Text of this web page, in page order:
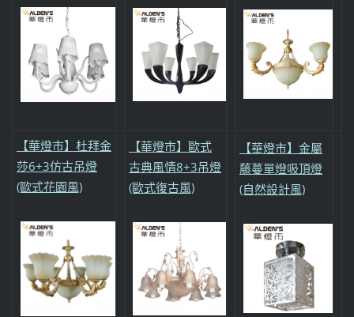
【華燈市】杜拜金
莎6+3仿古吊燈
(歐式花園風)
【華燈市】歐式
古典風情8+3吊燈
(歐式復古風)
【華燈市】金屬
藤蔓單燈吸頂燈
(自然設計風)